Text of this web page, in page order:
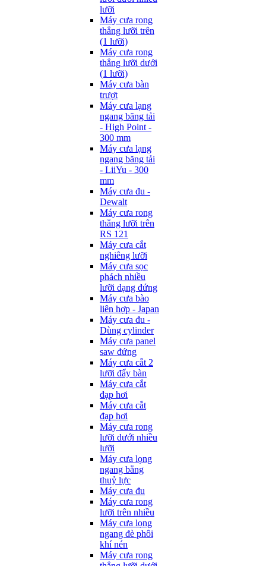
lưỡi
Máy cưa rong
thẳng lưỡi trên
(1 lưỡi)
Máy cưa rong
thẳng lưỡi dưới
(1 lưỡi)
Máy cưa bàn
trượt
Máy cưa lạng
ngang băng tải
- High Point -
300 mm
Máy cưa lạng
ngang băng tải
- LiiYu - 300
mm
Máy cưa đu -
Dewalt
Máy cưa rong
thẳng lưỡi trên
RS 121
Máy cưa cắt
nghiêng lưỡi
Máy cưa sọc
phách nhiều
lưỡi dạng đứng
Máy cưa bào
liên hợp - Japan
Máy cưa đu -
Dùng cylinder
Máy cưa panel
saw đứng
Máy cưa cắt 2
lưỡi đẩy bàn
Máy cưa cắt
đạp hơi
Máy cưa cắt
đạp hơi
Máy cưa rong
lưỡi dưới nhiều
lưỡi
Máy cưa lọng
ngang bằng
thuỷ lực
Máy cưa đu
Máy cưa rong
lưỡi trên nhiều
Máy cưa lọng
ngang đè phôi
khí nén
Máy cưa rong